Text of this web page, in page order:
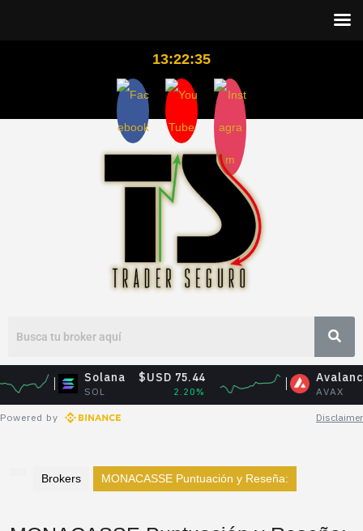
13:22:36
Solana
SOL
$USD 75.44 Avalanche
AVAX
Powered by Disclaimer
Brokers MONACASSE Puntuación y Reseña: